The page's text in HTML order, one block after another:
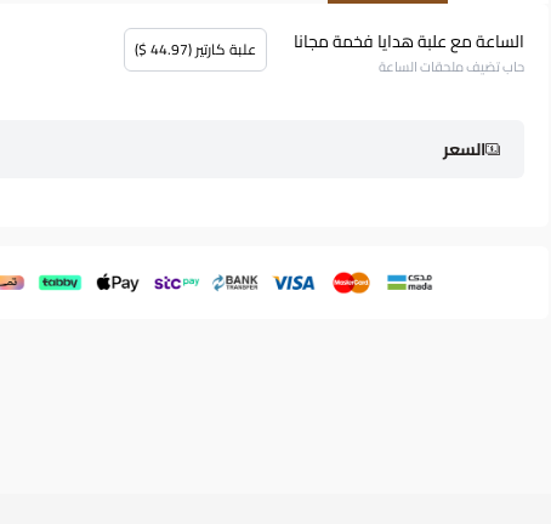
الساعة مع علبة هدايا فخمة مجانا
حاب تضيف ملحقات الساعة
علبة كارتير (44.97 $)
السعر